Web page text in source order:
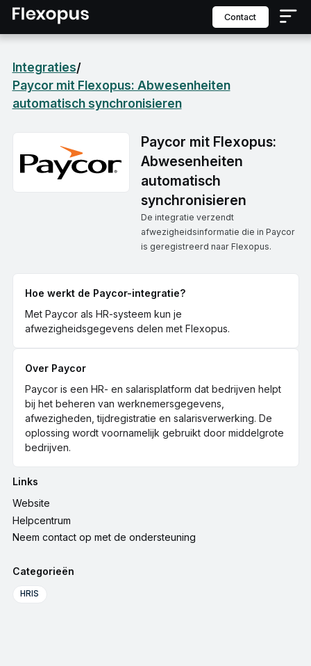
contact
Integraties/
Paycor mit Flexopus: Abwesenheiten
automatisch synchronisieren
Paycor mit Flexopus:
Abwesenheiten
automatisch
synchronisieren
De integratie verzendt
afwezigheidsinformatie die in Paycor
is geregistreerd naar Flexopus.
Hoe werkt de Paycor-integratie?
Met Paycor als HR-systeem kun je
afwezigheidsgegevens delen met Flexopus.
Over Paycor
Paycor is een HR- en salarisplatform dat bedrijven helpt
bij het beheren van werknemersgegevens,
afwezigheden, tijdregistratie en salarisverwerking. De
oplossing wordt voornamelijk gebruikt door middelgrote
bedrijven.
Links
Website
Helpcentrum
Neem contact op met de ondersteuning
Categorieën
HRIS